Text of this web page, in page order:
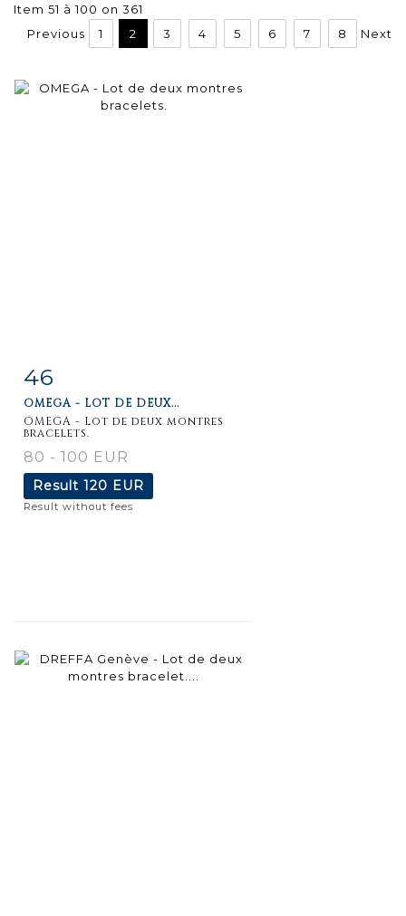
Item 51 à 100 on 361
Previous
1 2 3 4 5 6 7 8 Next
Item detail
46
OMEGA - LOT DE DEUX...
OMEGA - Lot de deux montres
bracelets.
80 - 100 EUR
Result 120 EUR
Result without fees